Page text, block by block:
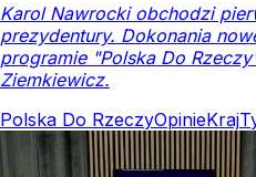
Karol Nawrocki obchodzi
prezydentury. Dokonania
programie "Polska Do
Ziemkiewicz.
Polska Do RzeczyOpinieKraj